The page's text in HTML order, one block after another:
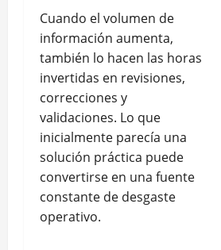
Cuando el volumen de
información aumenta,
también lo hacen las horas
invertidas en revisiones,
correcciones y
validaciones. Lo que
inicialmente parecía una
solución práctica puede
convertirse en una fuente
constante de desgaste
operativo.